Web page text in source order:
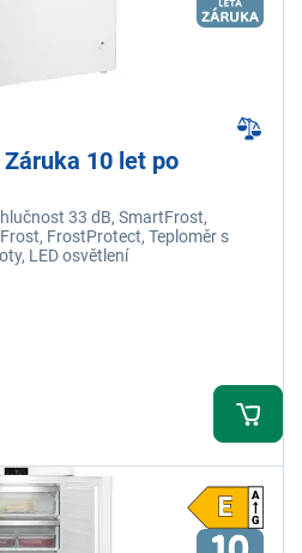
10 let po
33 dB, SmartFrost,
FrostProtect, Teploměr s
LED osvětlení